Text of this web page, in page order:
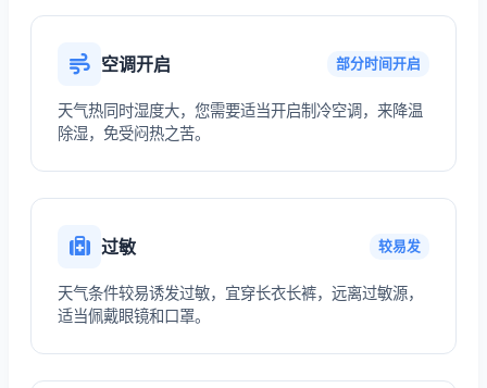
空调开启 部分时间开启
天气热同时湿度大，您需要适当开启制冷空调，来降温
除湿，免受闷热之苦。
过敏 较易发
天气条件较易诱发过敏，宜穿长衣长裤，远离过敏源，
适当佩戴眼镜和口罩。